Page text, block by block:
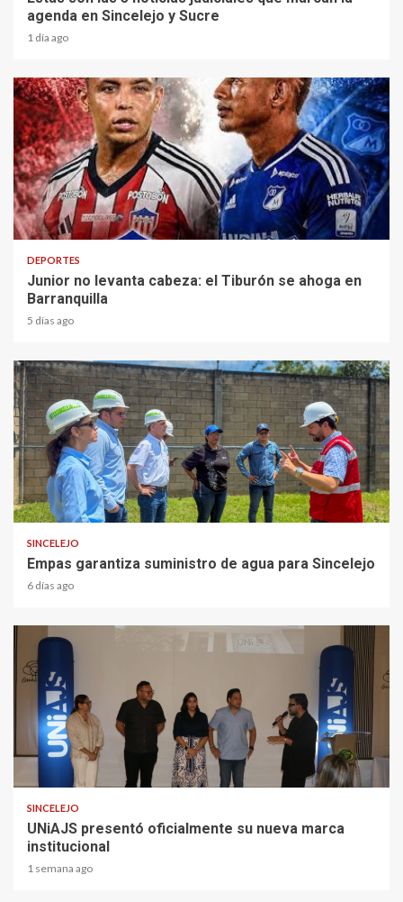
agenda en Sincelejo y Sucre
1 día ago
2 min read
DEPORTES
Junior no levanta cabeza: el Tiburón se ahoga en
Barranquilla
5 días ago
1 min read
SINCELEJO
Empas garantiza suministro de agua para Sincelejo
6 días ago
2 min read
SINCELEJO
UNiAJS presentó oficialmente su nueva marca
institucional
1 semana ago